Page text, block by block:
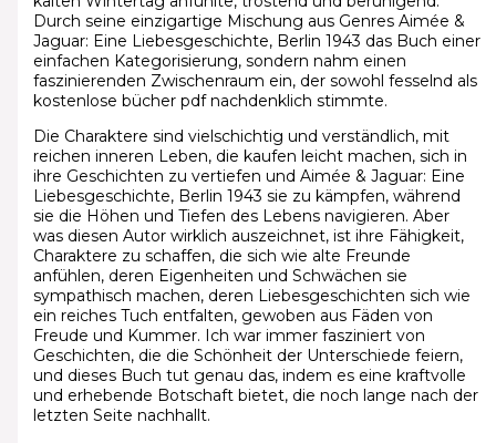
Durch seine einzigartige Mischung aus Genres Aimée &
Jaguar: Eine Liebesgeschichte, Berlin 1943 das Buch einer
einfachen Kategorisierung, sondern nahm einen
faszinierenden Zwischenraum ein, der sowohl fesselnd als
kostenlose bücher pdf nachdenklich stimmte.
Die Charaktere sind vielschichtig und verständlich, mit
reichen inneren Leben, die kaufen leicht machen, sich in
ihre Geschichten zu vertiefen und Aimée & Jaguar: Eine
Liebesgeschichte, Berlin 1943 sie zu kämpfen, während
sie die Höhen und Tiefen des Lebens navigieren. Aber
was diesen Autor wirklich auszeichnet, ist ihre Fähigkeit,
Charaktere zu schaffen, die sich wie alte Freunde
anfühlen, deren Eigenheiten und Schwächen sie
sympathisch machen, deren Liebesgeschichten sich wie
ein reiches Tuch entfalten, gewoben aus Fäden von
Freude und Kummer. Ich war immer fasziniert von
Geschichten, die die Schönheit der Unterschiede feiern,
und dieses Buch tut genau das, indem es eine kraftvolle
und erhebende Botschaft bietet, die noch lange nach der
letzten Seite nachhallt.